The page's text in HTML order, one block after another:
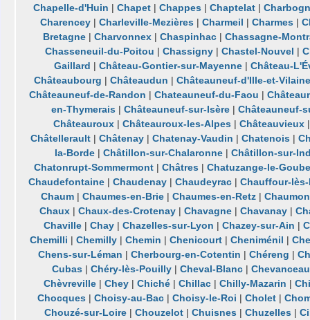
Chapelle-d'Huin | Chapet| Chappes| Chaptelat|
Charencey |Charleville-Mezières |Charmeil |Charmes |
Bretagne| Charvonnex| Chaspinhac| Chassagne-
Chasseneuil-du-Poitou | Chassigny| Chastel-Nouvel |
Gaillard | Château-Gontier-sur-Mayenne| Château-
Châteaubourg | Châteaudun | Châteauneuf-d'Ille-et-Vilaine
Châteauneuf-de-Randon |Chateauneuf-du-Faou |
en-Thymerais |Châteauneuf-sur-Isère |Châteauneuf-
Châteauroux| Châteauroux-les-Alpes| Châteauvieux
Châtellerault |Châtenay |Chatenay-Vaudin |Chatenois |
la-Borde |Châtillon-sur-Chalaronne |Châtillon-sur-
Chatonrupt-Sommermont| Châtres| Chatuzange-le-
Chaudefontaine |Chaudenay |Chaudeyrac |Chauffour-
Chaum| Chaumes-en-Brie| Chaumes-en-Retz|
Chaux| Chaux-des-Crotenay| Chavagne| Chavanay|
Chaville| Chay| Chazelles-sur-Lyon | Chazey-sur-Ain |
Chemilli |Chemilly |Chemin |Chenicourt |Cheniménil |
Chens-sur-Léman | Cherbourg-en-Cotentin | Chéreng |
Cubas| Chéry-lès-Pouilly| Cheval-Blanc|
Chèvreville| Chey| Chiché| Chillac| Chilly-Mazarin |
Chocques |Choisy-au-Bac |Choisy-le-Roi |Cholet |
Chouzé-sur-Loire| Chouzelot| Chuisnes| Chuzelles|